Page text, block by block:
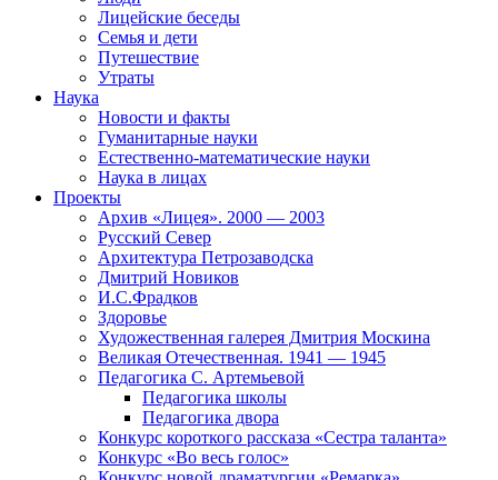
Лицейские беседы
Семья и дети
Путешествие
Утраты
Наука
Новости и факты
Гуманитарные науки
Естественно-математические науки
Наука в лицах
Проекты
Архив «Лицея». 2000 — 2003
Русский Север
Архитектура Петрозаводска
Дмитрий Новиков
И.С.Фрадков
Здоровье
Художественная галерея Дмитрия Москина
Великая Отечественная. 1941 — 1945
Педагогика С. Артемьевой
Педагогика школы
Педагогика двора
Конкурс короткого рассказа «Сестра таланта»
Конкурс «Во весь голос»